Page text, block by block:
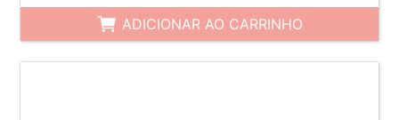
ADICIONAR AO CARRINHO